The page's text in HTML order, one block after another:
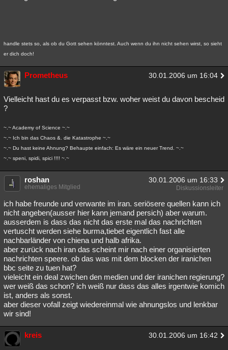
handle stets so, als ob du Gott sehen könntest. Auch wenn du ihn nicht sehen wirst, so sieht
er dich doch!
Prometheus 30.01.2006 um 16:04
Vielleicht hast du es verpasst bzw. woher weist du davon bescheid
?
~.~ Academy of Science ~.~
~.~ Ich bin das Chaos &. die Katastrophe ~.~
~.~ Du hast keine Ahnung? Behaupte einfach: Es wäre ein neuer Trend. ~.~
~.~ speni, spidi, spici !!!! ~.~
roshan 30.01.2006 um 16:33
ehemaliges Mitglied Diskussionsleiter
ich habe freunde und verwante im iran. seriösere quellen kann ich
nicht angeben(ausser hier kann jemand persich) aber warum.
ausserdem is dass das nicht das erste mal das nachrichten
vertuscht werden siehe burma,tiebet eigentlich fast alle
nachbarländer von chiena und halb afrika.
aber zurück nach iran das scheint mir nach einer organisierten
nachrichten speere. ob das was mit dem blocken der iranichen
bbc seite zu tuen hat?
vieleicht ein deal zwichen den medien und der iranichen regierung?
wer weiß das schon? ich weiß nur dass das alles irgentwie komich
ist, anders als sonst.
aber dieser vofall zeigt wiedereinmal wie ahnungslos und lenkbar
wir sind!
kreis 30.01.2006 um 16:42